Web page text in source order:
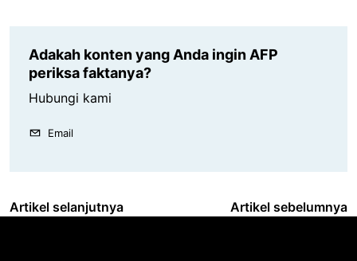
Adakah konten yang Anda ingin AFP
periksa faktanya?
Hubungi kami
Email
Artikel selanjutnya Artikel sebelumnya